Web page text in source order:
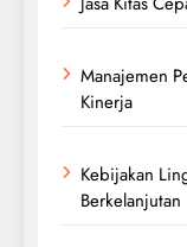
Manajemen
Kinerja
Kebijakan
Berkelanjutan